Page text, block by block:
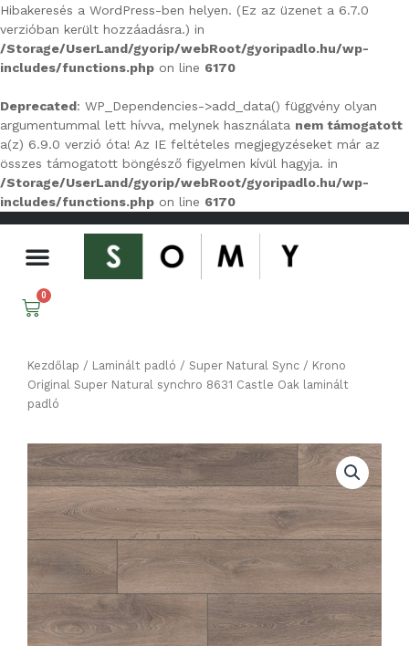
Hibakeresés a WordPress-ben helyen. (Ez az üzenet a 6.7.0
verzióban került hozzáadásra.) in
/Storage/UserLand/gyorip/webRoot/gyoripadlo.hu/wp-
includes/functions.php on line 6170
Deprecated: WP_Dependencies->add_data() függvény olyan
argumentummal lett hívva, melynek használata nem támogatott
a(z) 6.9.0 verzió óta! Az IE feltételes megjegyzéseket már az
összes támogatott böngésző figyelmen kívül hagyja. in
/Storage/UserLand/gyorip/webRoot/gyoripadlo.hu/wp-
includes/functions.php on line 6170
Menü
0
Kosár
Kezdőlap / Laminált padló / Super Natural Sync / Krono
Original Super Natural synchro 8631 Castle Oak laminált
padló